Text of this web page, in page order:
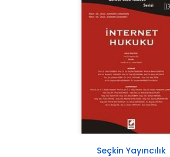
Seçkin Yayıncılık